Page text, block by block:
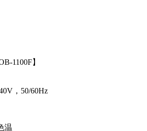
1100F】
，50/60Hz
温